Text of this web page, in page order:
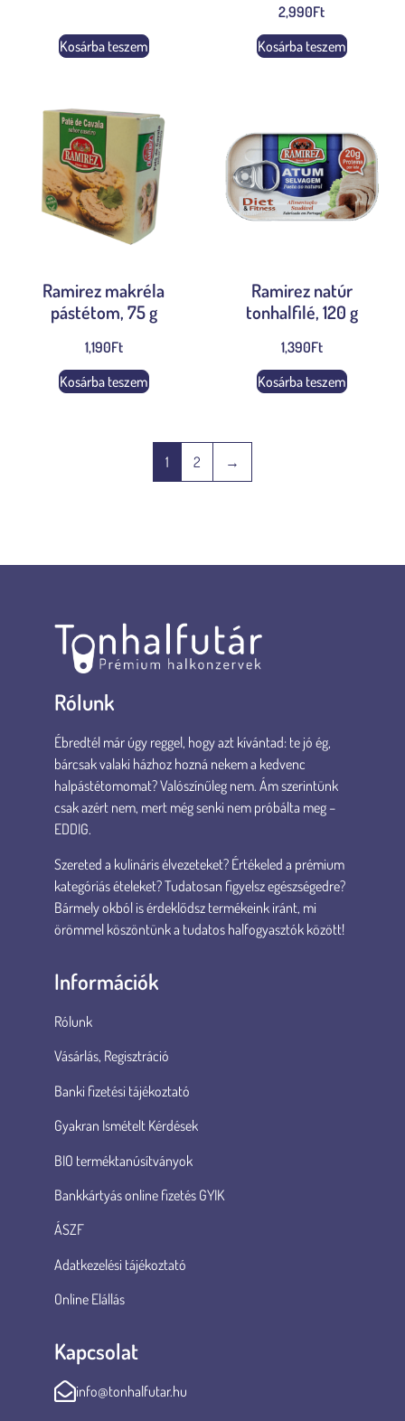
Kosárba teszem
2,990Ft
Kosárba teszem
Ramirez makréla
pástétom, 75 g
1,190Ft
Kosárba teszem
Ramirez natúr
tonhalfilé, 120 g
1,390Ft
Kosárba teszem
1 2 →
Rólunk
Ébredtél már úgy reggel, hogy azt kívántad: te jó ég,
bárcsak valaki házhoz hozná nekem a kedvenc
halpástétomomat? Valószínűleg nem. Ám szerintünk
csak azért nem, mert még senki nem próbálta meg –
EDDIG.
Szereted a kulináris élvezeteket? Értékeled a prémium
kategóriás ételeket? Tudatosan figyelsz egészségedre?
Bármely okból is érdeklődsz termékeink iránt, mi
örömmel köszöntünk a tudatos halfogyasztók között!
Információk
Rólunk
Vásárlás, Regisztráció
Banki fizetési tájékoztató
Gyakran Ismételt Kérdések
BIO terméktanúsítványok
Bankkártyás online fizetés GYIK
ÁSZF
Adatkezelési tájékoztató
Online Elállás
Kapcsolat
info@tonhalfutar.hu